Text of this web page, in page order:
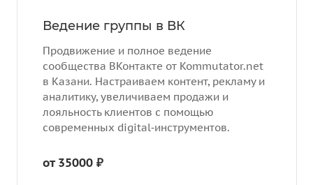
Ведение группы в ВК
Продвижение и полное ведение
сообщества ВКонтакте от Kommutator.net
в Казани. Настраиваем контент, рекламу и
аналитику, увеличиваем продажи и
лояльность клиентов с помощью
современных digital‑инструментов.
от 35000 ₽